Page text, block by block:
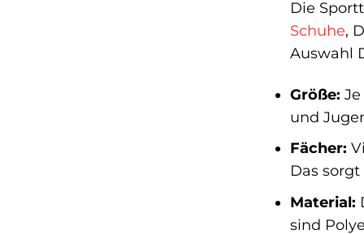
Die
Schuhe,
Auswahl
Größe:
und
Fächer:
Das
Material:
sind